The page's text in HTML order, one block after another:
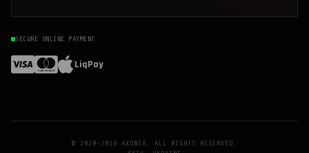
SECURE ONLINE PAYMENT
LiqPay
© 2020-2026 AXONIX. ALL RIGHTS RESERVED.